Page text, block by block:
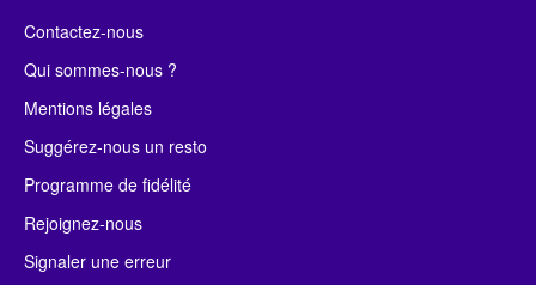
Contactez-nous
Qui sommes-nous ?
Mentions légales
Suggérez-nous un resto
Programme de fidélité
Rejoignez-nous
Signaler une erreur